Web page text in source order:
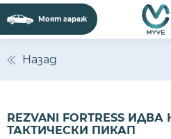
Моят гараж
Назад
REZVANI FORTRESS
ТАКТИЧЕСКИ ПИКАП